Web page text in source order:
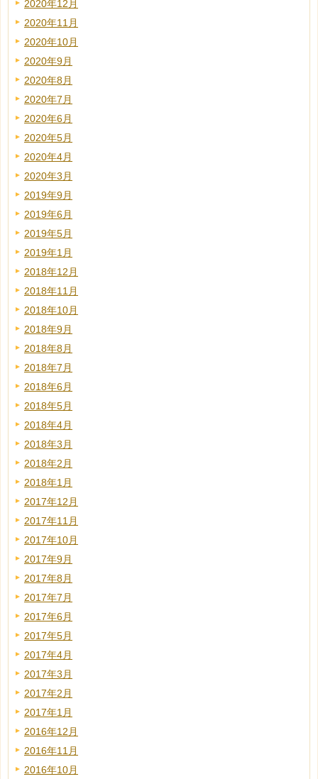
2020年12月
2020年11月
2020年10月
2020年9月
2020年8月
2020年7月
2020年6月
2020年5月
2020年4月
2020年3月
2019年9月
2019年6月
2019年5月
2019年1月
2018年12月
2018年11月
2018年10月
2018年9月
2018年8月
2018年7月
2018年6月
2018年5月
2018年4月
2018年3月
2018年2月
2018年1月
2017年12月
2017年11月
2017年10月
2017年9月
2017年8月
2017年7月
2017年6月
2017年5月
2017年4月
2017年3月
2017年2月
2017年1月
2016年12月
2016年11月
2016年10月